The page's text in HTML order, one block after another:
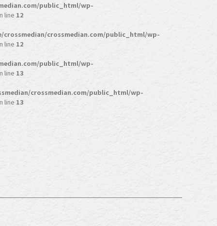
public_html/wp-
line 12
crossmedian/crossmedian.com/public_html/wp-
line 12
public_html/wp-
line 13
crossmedian.com/public_html/wp-
line 13